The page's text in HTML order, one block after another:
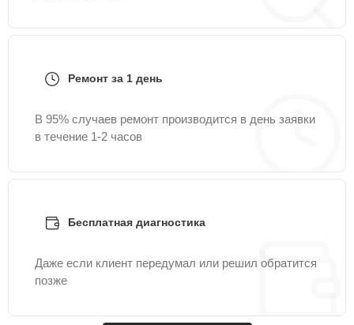
Ремонт за 1 день
В 95% случаев ремонт производится в день заявки
в течение 1-2 часов
Бесплатная диагностика
Даже если клиент передумал или решил обратится
позже